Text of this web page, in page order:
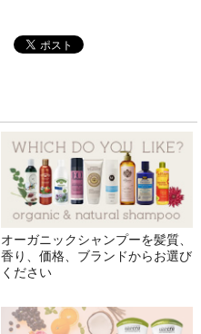
オーガニックシャンプーを髪質、
香り、価格、ブランドからお選び
ください